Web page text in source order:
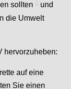
sollten
und
die Umwelt
hervorzuheben:
auf eine
Sie einen